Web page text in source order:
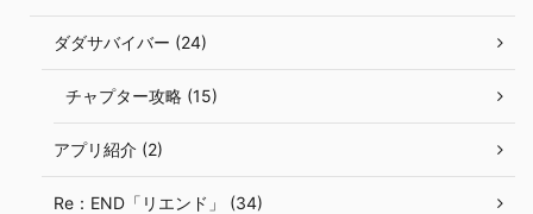
ダダサバイバー (24)
チャプター攻略 (15)
アプリ紹介 (2)
Re：END「リエンド」 (34)